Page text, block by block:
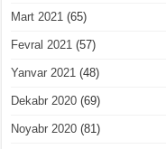
Mart 2021 (65)
Fevral 2021 (57)
Yanvar 2021 (48)
Dekabr 2020 (69)
Noyabr 2020 (81)